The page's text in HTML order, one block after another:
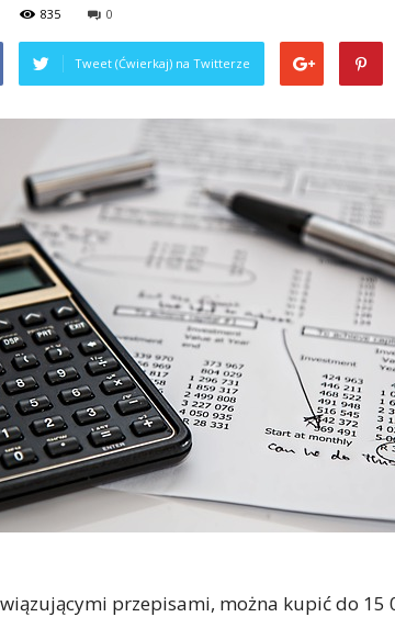
835 0
Tweet (Ćwierkaj) na Twitterze
przepisami, można kupić do 15